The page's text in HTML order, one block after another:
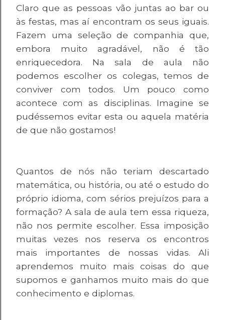
Claro que as pessoas vão juntas ao bar ou
às festas, mas aí encontram os seus iguais.
Fazem uma seleção de companhia que,
embora muito agradável, não é tão
enriquecedora. Na sala de aula não
podemos escolher os colegas, temos de
conviver com todos. Um pouco como
acontece com as disciplinas. Imagine se
pudéssemos evitar esta ou aquela matéria
de que não gostamos!
Quantos de nós não teriam descartado
matemática, ou história, ou até o estudo do
próprio idioma, com sérios prejuízos para a
formação? A sala de aula tem essa riqueza,
não nos permite escolher. Essa imposição
muitas vezes nos reserva os encontros
mais importantes de nossas vidas. Ali
aprendemos muito mais coisas do que
supomos e ganhamos muito mais do que
conhecimento e diplomas.